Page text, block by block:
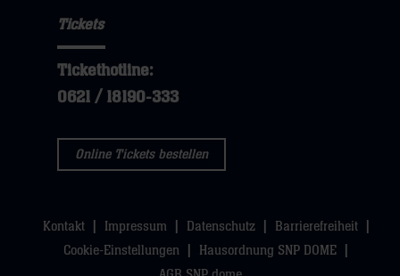
Tickets
Tickethotline:
0621 / 18190-333
Online Tickets bestellen
Kontakt Impressum Datenschutz
Barrierefreiheit
Cookie-Einstellungen
Hausordnung SNP DOME